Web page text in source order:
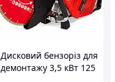
Дисковий бензоріз для
демонтажу 3,5 кВт 125